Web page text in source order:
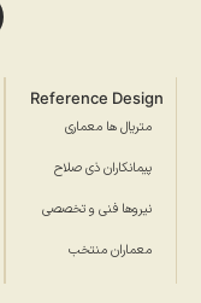
Reference Design
متریال ها معماری
پیمانکاران ذی صلاح
نیروها فنی و تخصصی
معماران منتخب